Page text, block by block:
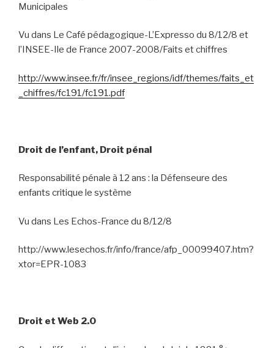
Municipales
Vu dans Le Café pédagogique-L’Expresso du 8/12/8 et
l’INSEE-Ile de France 2007-2008/Faits et chiffres
http://www.insee.fr/fr/insee_regions/idf/themes/faits_et
_chiffres/fc191/fc191.pdf
Droit de l’enfant, Droit pénal
Responsabilité pénale à 12 ans : la Défenseure des
enfants critique le système
Vu dans Les Echos-France du 8/12/8
http://www.lesechos.fr/info/france/afp_00099407.htm?
xtor=EPR-1083
Droit et Web 2.0